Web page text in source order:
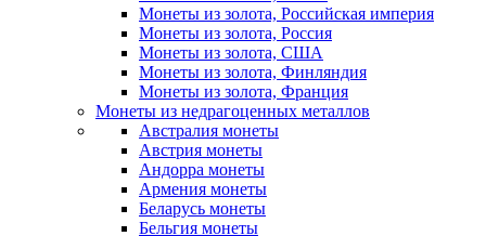
Монеты из золота, Российская империя
Монеты из золота, Россия
Монеты из золота, США
Монеты из золота, Финляндия
Монеты из золота, Франция
Монеты из недрагоценных металлов
Австралия монеты
Австрия монеты
Андорра монеты
Армения монеты
Беларусь монеты
Бельгия монеты